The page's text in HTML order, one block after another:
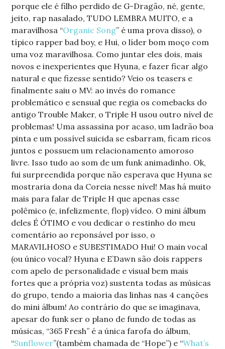
porque ele é filho perdido de G-Dragão, né, gente,
jeito, rap nasalado, TUDO LEMBRA MUITO, e a
maravilhosa “Organic Song” é uma prova disso), o
típico rapper bad boy, e Hui, o líder bom moço com
uma voz maravilhosa. Como juntar eles dois, mais
novos e inexperientes que Hyuna, e fazer ficar algo
natural e que fizesse sentido? Veio os teasers e
finalmente saiu o MV: ao invés do romance
problemático e sensual que regia os comebacks do
antigo Trouble Maker, o Triple H usou outro nível de
problemas! Uma assassina por acaso, um ladrão boa
pinta e um possível suicida se esbarram, ficam ricos
juntos e possuem um relacionamento amoroso
livre. Isso tudo ao som de um funk animadinho. Ok,
fui surpreendida porque não esperava que Hyuna se
mostraria dona da Coreia nesse nível! Mas há muito
mais para falar de Triple H que apenas esse
polêmico (e, infelizmente, flop) vídeo. O mini álbum
deles É ÓTIMO e vou dedicar o restinho do meu
comentário ao reponsável por isso, o
MARAVILHOSO e SUBESTIMADO Hui! O main vocal
(ou único vocal? Hyuna e E’Dawn são dois rappers
com apelo de personalidade e visual bem mais
fortes que a própria voz) sustenta todas as músicas
do grupo, tendo a maioria das linhas nas 4 canções
do mini álbum! Ao contrário do que se imaginava,
apesar do funk ser o plano de fundo de todas as
músicas, “365 Fresh” é a única farofa do álbum,
“Sunflower”(também chamada de “Hope”) e “What’s